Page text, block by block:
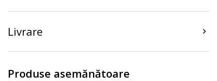
Livrare
Produse asemănătoare